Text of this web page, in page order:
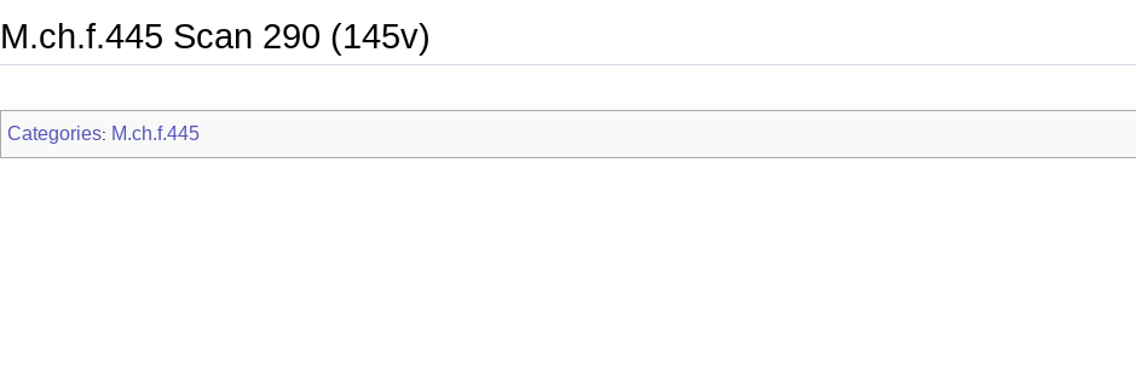
M.ch.f.445 Scan 290 (145v)
Categories: M.ch.f.445